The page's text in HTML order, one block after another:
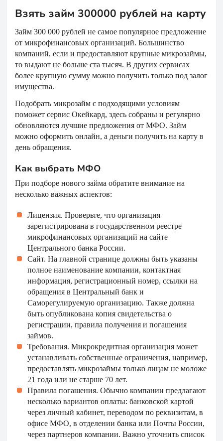
Взять займ 300000 рублей на карту
Займ 300 000 рублей не самое популярное предложение
от микрофинансовых организаций. Большинство
компаний, если и предоставляют крупные микрозаймы,
то выдают не больше ста тысяч. В других сервисах
более крупную сумму можно получить только под залог
имущества.
Подобрать микрозайм с подходящими условиям
поможет сервис Окейкард, здесь собраны и регулярно
обновляются лучшие предложения от МФО. Займ
можно оформить онлайн, а деньги получить на карту в
день обращения.
Как выбрать МФО
При подборе нового займа обратите внимание на
несколько важных аспектов:
Лицензия. Проверьте, что организация
зарегистрирована в государственном реестре
микрофинансовых организаций на сайте
Центрального банка России.
Сайт. На главной странице должны быть указаны
полное наименование компании, контактная
информация, регистрационный номер, ссылки на
обращения в Центральный банк и
Саморегулируемую организацию. Также должна
быть опубликована копия свидетельства о
регистрации, правила получения и погашения
займов.
Требования. Микрокредитная организация может
устанавливать собственные ограничения, например,
предоставлять микрозаймы только лицам не моложе
21 года или не старше 70 лет.
Правила погашения. Обычно компании предлагают
несколько вариантов оплаты: банковской картой
через личный кабинет, переводом по реквизитам, в
офисе МФО, в отделении банка или Почты России,
через партнеров компании. Важно уточнить список